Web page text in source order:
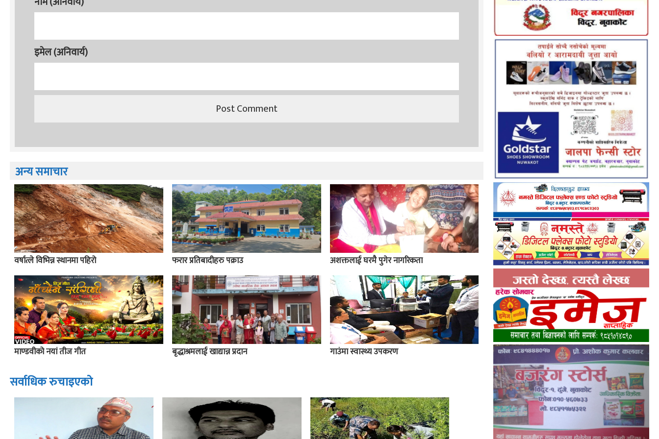
इमेल (अनिवार्य)
अन्य समाचार
वर्षात्ले विभिन्न स्थानमा पहिरो फरार प्रतिबादीहरु पक्राउ अशक्तलाई घरमै पुगेर नागरिकता
माण्डवीको नयां तीज गीत बृद्धाश्रमलाई खाद्यान्न प्रदान गाउंमा स्वास्थ्य उपकरण
सर्वाधिक रुचाइएको